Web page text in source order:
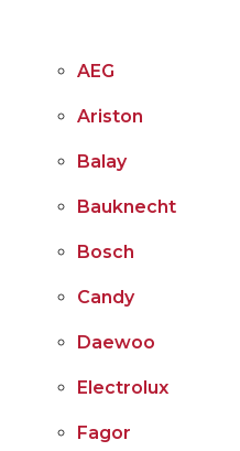
AEG
Ariston
Balay
Bauknecht
Bosch
Candy
Daewoo
Electrolux
Fagor